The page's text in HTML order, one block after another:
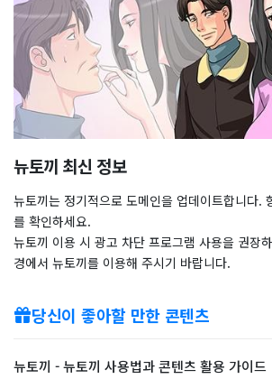
뉴토끼 최신 정보
뉴토끼는 정기적으로 도메인을 업데이트합니다.
를 확인하세요.
뉴토끼 이용 시 광고 차단 프로그램 사용을 권장
경에서 뉴토끼를 이용해 주시기 바랍니다.
당신이 좋아할 만한 콘텐츠
뉴토끼 - 뉴토끼 사용법과 콘텐츠 활용 가이드